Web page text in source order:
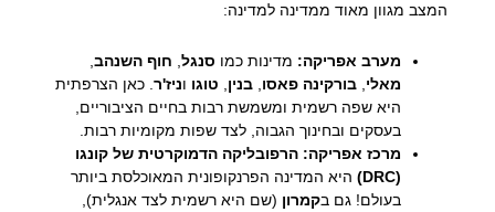
המצב מגוון מאוד ממדינה למדינה:
מערב אפריקה: מדינות כמו סנגל, חוף השנהב,
מאלי בורקינה פאסו בנין טוגו וניז'ר. כאן הצרפתית
היא שפה רשמית ומשמשת רבות בחיים הציבוריים,
בעסקים ובחינוך הגבוה, לצד שפות מקומיות רבות.
מרכז אפריקה: הרפובליקה הדמוקרטית של קונגו
(DRC)
היא המדינה הפרנקופונית המאוכלסת ביותר
בעולם! גם בקמרון (שם היא רשמית לצד אנגלית),